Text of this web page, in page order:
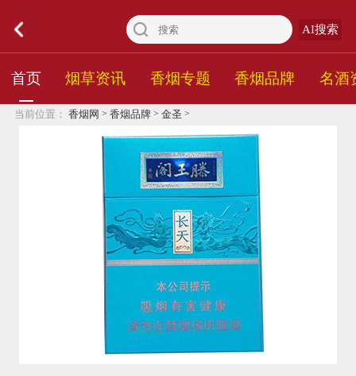
AI搜索
首页 烟草资讯 香烟专题 香烟品牌 名酒
当前位置： 香烟网 > 香烟品牌 > 金圣 >